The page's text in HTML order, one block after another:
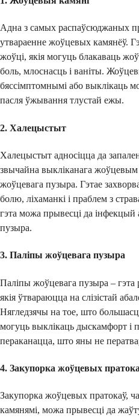
Адна з самых распаўсюджаных
утвараенне жоўцевых камянёў.
жоўці, якія могуць блакаваць
боль, млоснасць і ваніты.
бяссімптомнымі або выклікаць
пасля ўжывання тлустай ежы.
2. Халецыстыт
Халецыстыт адносіцца да
звычайна выкліканага жоўцевым
жоўцевага пузыра. Гэтае
болю, ліхаманкі і праблем з
гэта можа прывесці да інфекцый
пузыра.
3. Паліпы жоўцевага пузыра
Паліпы жоўцевага пузыра – гэта
якія ўтвараюцца на слізістай
Нягледзячы на тое, што
могуць выклікаць дыскамфорт і
пераканацца, што яны не
4. Закупорка жоўцевых
Закупорка жоўцевых пратокаў,
камянямі, можа прывесці да